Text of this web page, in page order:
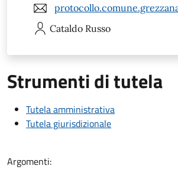
Cataldo Russo
Strumenti di tutela
Tutela amministrativa
Tutela giurisdizionale
Argomenti: